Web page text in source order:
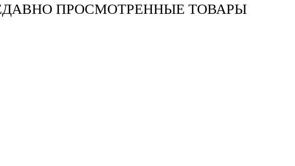
ПРОСМОТРЕННЫЕ ТОВАРЫ